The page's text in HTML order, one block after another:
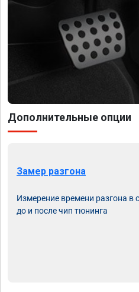
Дополнительные опции
Замер разгона
Измерение времени разгона в
до и после чип тюнинга